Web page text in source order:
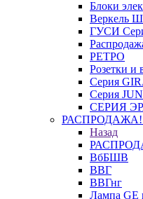
Блоки
Веркель
ГУСИ
РЕТРО
Розетки
Серия
Серия
СЕРИЯ
Назад
ВбБШВ
ВВГ
ВВГнг
Лампа GE